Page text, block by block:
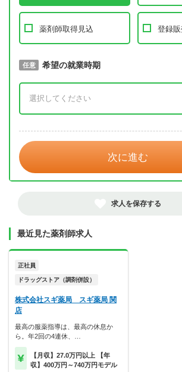
薬剤師取得見込 登録
必須 取得予定年
任意 希望の就業時期
次に進む
求人を保存する
最近見た薬剤師求人
正社員
ドラッグストア（調剤併設）
株式会社スギ薬局 スギ薬局 関
店
最高の服薬指導は、最高の休息か
ら。年2回の4連休、…
【月収】27.0万円以上 【年
収】400万円～740万円モデル